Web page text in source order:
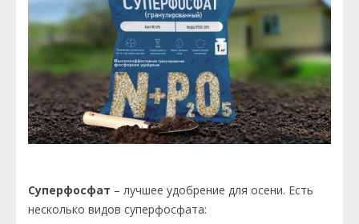
Суперфосфат – лучшее удобрение для осени. Есть
несколько видов суперфосфата: